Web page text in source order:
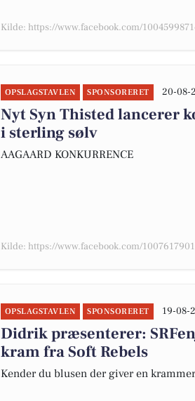
Kilde: https://www.facebook.com/
OPSLAGSTAVLEN SPONSORERET 20-08-
Nyt Syn Thisted lancerer
i sterling sølv
AAGAARD KONKURRENCE
Kilde: https://www.facebook.com/
OPSLAGSTAVLEN SPONSORERET 19-08-
Didrik præsenterer:
kram fra Soft Rebels
Kender du blusen der giver en